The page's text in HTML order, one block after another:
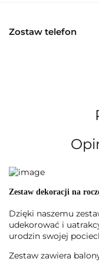
Zostaw telefon
Zestaw dekoracji na
Dzięki naszemu
udekorować i
urodzin swojej
Zestaw zawiera